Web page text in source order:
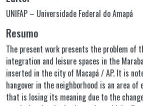
UNIFAP – Universidade Federal do Amapá
Resumo
The present work presents the problem of
integration and leisure spaces in the
inserted in the city of Macapá / AP. It is
hangover in the neighborhood is an area
that is losing its meaning due to the